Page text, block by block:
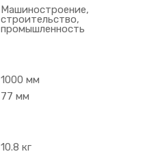
Машиностроение,
строительство,
промышленность
1000 мм
77 мм
10.8 кг